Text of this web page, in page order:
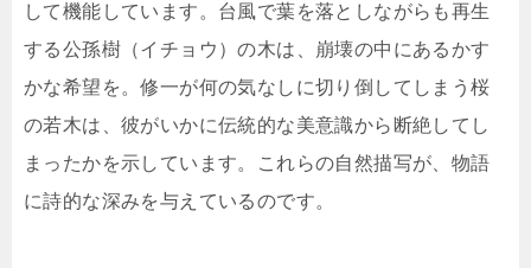
して機能しています。台風で葉を落としながらも再生
する公孫樹（イチョウ）の木は、崩壊の中にあるかす
かな希望を。修一が何の気なしに切り倒してしまう桜
の若木は、彼がいかに伝統的な美意識から断絶してし
まったかを示しています。これらの自然描写が、物語
に詩的な深みを与えているのです。